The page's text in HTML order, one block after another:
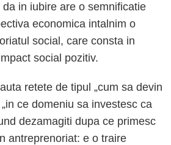
in iubire are o semnificatie
economica intalnim o
social, care consta in
social pozitiv.
retete de tipul „cum sa devin
ce domeniu sa investesc ca
dezamagiti dupa ce primesc
antreprenoriat: e o traire